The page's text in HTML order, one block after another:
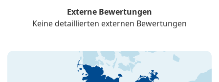
Externe Bewertungen
Keine detaillierten externen Bewertungen